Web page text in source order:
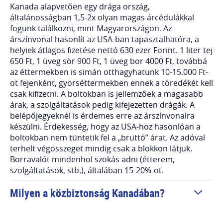
Kanada alapvetően egy drága ország,
általánosságban 1,5-2x olyan magas árcédulákkal
fogunk találkozni, mint Magyarországon. Az
árszínvonal hasonlít az USA-ban tapasztalhatóra, a
helyiek átlagos fizetése nettó 630 ezer Forint. 1 liter tej
650 Ft, 1 üveg sör 900 Ft, 1 üveg bor 4000 Ft, továbbá
az éttermekben is simán otthagyhatunk 10-15.000 Ft-
ot fejenként, gyorséttermekben ennek a töredékét kell
csak kifizetni. A boltokban is jellemzőek a magasabb
árak, a szolgáltatások pedig kifejezetten drágák. A
belépőjegyeknél is érdemes erre az árszínvonalra
készülni. Érdekesség, hogy az USA-hoz hasonlóan a
boltokban nem tüntetik fel a „bruttó” árat. Az adóval
terhelt végösszeget mindig csak a blokkon látjuk.
Borravalót mindenhol szokás adni (étterem,
szolgáltatások, stb.), általában 15-20%-ot.
Milyen a közbiztonság Kanadában?